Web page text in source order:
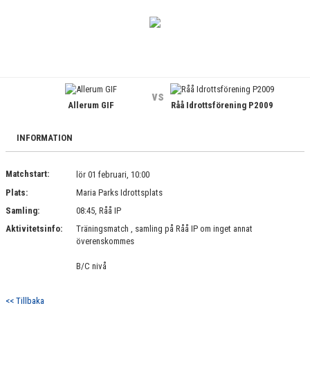
BILDGALLERI
KONTAKT
Allerum GIF
vs
Råå Idrottsförening P2009
INFORMATION
Matchstart:
lör 01 februari, 10:00
Plats:
Maria Parks Idrottsplats
Samling:
08:45, Råå IP
Aktivitetsinfo:
Träningsmatch , samling på Råå IP om inget annat
överenskommes
B/C nivå
<< Tillbaka